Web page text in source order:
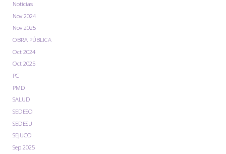
Noticias
Nov 2024
Nov 2025
OBRA PÚBLICA
Oct 2024
Oct 2025
PC
PMD
SALUD
SEDESO
SEDESU
SEJUCO
Sep 2025